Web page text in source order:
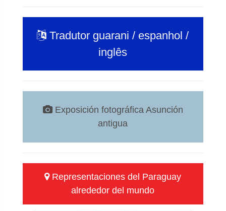
Tradutor guarani / espanhol /
inglês
Exposición fotográfica Asunción
antigua
Representaciones del Paraguay
alrededor del mundo